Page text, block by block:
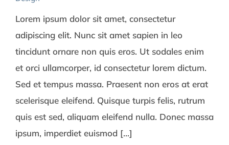
Lorem ipsum dolor sit amet, consectetur
adipiscing elit. Nunc sit amet sapien in leo
tincidunt ornare non quis eros. Ut sodales enim
et orci ullamcorper, id consectetur lorem dictum.
Sed et tempus massa. Praesent non eros at erat
scelerisque eleifend. Quisque turpis felis, rutrum
quis est sed, aliquam eleifend nulla. Donec massa
ipsum, imperdiet euismod [...]